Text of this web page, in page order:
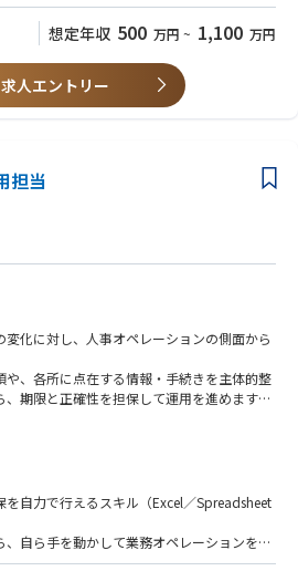
：グループ内各社（国内外）および社内各事
ーとの調整
業務：全社およびグループ会社のネイチャー
応：環境関連の対応業務
に応じて調整いたします。
進めており、一人に負荷が集中するような
線に立ち、カーボンニュートラルや資源循
きいテーマに直接携わることができます。
ダーと連携しながら、業界全体や社会に影
ロジェクトを推進できます。
キュラーエコノミーといった先進的な環境
仕組みづくりやルール形成をリードできる
です。
ポートのもと、未経験のテーマにも安心して
とができます。
な業務を通じて、企画力・調整力・推進力な
幅広いスキルを身につけることができま
想定年収 500 万円 ~ 1,100 万円
求人エントリー
担当
化に対し、人事オペレーションの側面から
や、各所に点在する情報・手続きを主体的整
期限と正確性を担保して運用を進めます。
の集計・整理
約
ーティング
事イベントに伴う調整・情報集約
ル・ドキュメント整備や進行管理
を自力で行えるスキル（Excel／Spreadsheet
、自ら手を動かして業務オペレーションを推